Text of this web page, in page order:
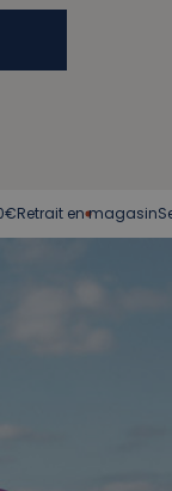
en magasinService